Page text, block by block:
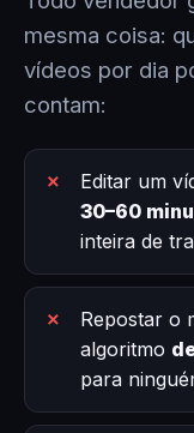
mesma coisa:
vídeos por dia
contam:
Editar um
30–60
inteira de
Repostar o
algoritmo
para